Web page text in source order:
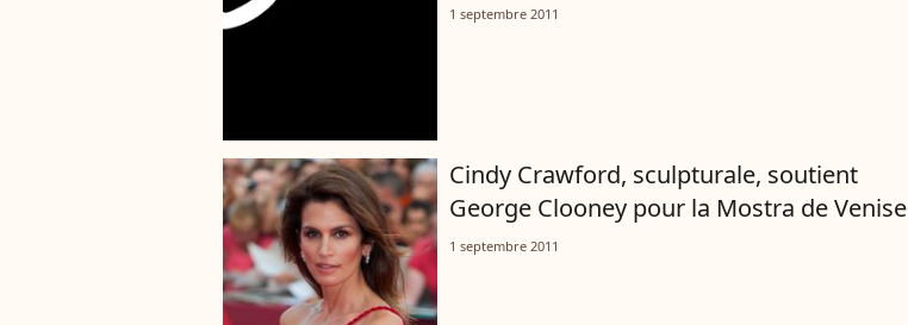
1 septembre 2011
Cindy Crawford, sculpturale, soutient
George Clooney pour la Mostra de Venise
1 septembre 2011